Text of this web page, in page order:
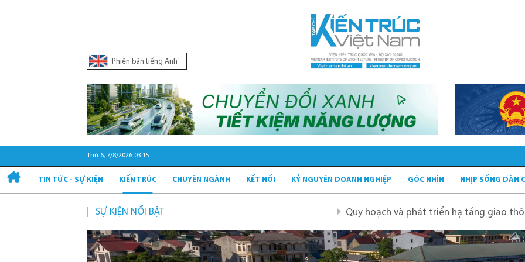
Phiên bản tiếng Anh
Thứ 6, 7/8/2026 03:15
TIN TỨC - SỰ KIỆN KIẾN TRÚC CHUYÊN NGÀNH KẾT NỐI KỶ NGUYÊN DOANH NGHIỆP GÓC NHÌN NHỊP SỐNG DÂN
SỰ KIỆN NỔI BẬT Quy hoạch và phát triển hạ tầng giao thông tĩnh xanh